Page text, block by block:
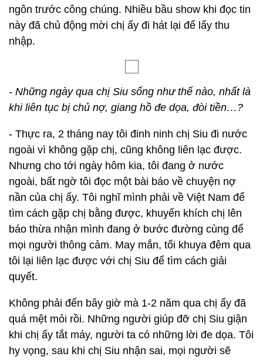
ngôn trước công chúng. Nhiều bầu show khi đọc tin
này đã chủ động mời chị ấy đi hát lại để lấy thu
nhập.
- Những ngày qua chị Siu sống như thế nào, nhất là
khi liên tục bị chủ nợ, giang hồ đe dọa, đòi tiền…?
- Thực ra, 2 tháng nay tôi đinh ninh chị Siu đi nước
ngoài vì không gặp chị, cũng không liên lạc được.
Nhưng cho tới ngày hôm kia, tôi đang ở nước
ngoài, bất ngờ tôi đọc một bài báo về chuyện nợ
nần của chị ấy. Tôi nghĩ mình phải về Việt Nam để
tìm cách gặp chị bằng được, khuyến khích chị lên
báo thừa nhận mình đang ở bước đường cùng để
mọi người thông cảm. May mắn, tối khuya đêm qua
tôi lại liên lạc được với chị Siu để tìm cách giải
quyết.
Không phải đến bây giờ mà 1-2 năm qua chị ấy đã
quá mệt mỏi rồi. Những người giúp đỡ chị Siu giận
khi chị ấy tắt máy, người ta có những lời đe dọa. Tôi
hy vọng, sau khi chị Siu nhận sai, mọi người sẽ